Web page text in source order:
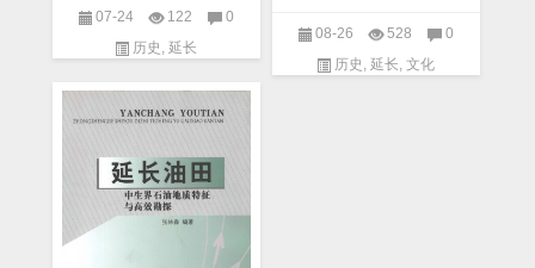
07-24 122
0
历史 , 延长
08-26 528
0
历史 , 延长,文化